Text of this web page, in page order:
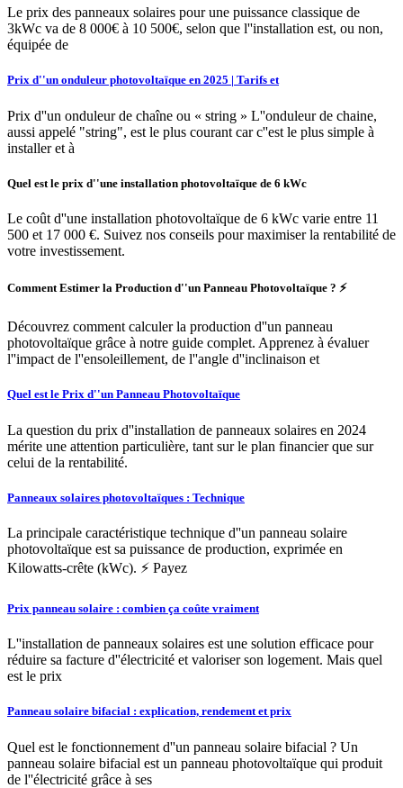
Le prix des panneaux solaires pour une puissance classique de
3kWc va de 8 000€ à 10 500€, selon que l''installation est, ou non,
équipée de
Prix d''un onduleur photovoltaïque en 2025 | Tarifs et
Prix d''un onduleur de chaîne ou « string » L''onduleur de chaine,
aussi appelé "string", est le plus courant car c''est le plus simple à
installer et à
Quel est le prix d''une installation photovoltaïque de 6 kWc
Le coût d''une installation photovoltaïque de 6 kWc varie entre 11
500 et 17 000 €. Suivez nos conseils pour maximiser la rentabilité de
votre investissement.
Comment Estimer la Production d''un Panneau Photovoltaïque ? ⚡
Découvrez comment calculer la production d''un panneau
photovoltaïque grâce à notre guide complet. Apprenez à évaluer
l''impact de l''ensoleillement, de l''angle d''inclinaison et
Quel est le Prix d''un Panneau Photovoltaïque
La question du prix d''installation de panneaux solaires en 2024
mérite une attention particulière, tant sur le plan financier que sur
celui de la rentabilité.
Panneaux solaires photovoltaïques : Technique
La principale caractéristique technique d''un panneau solaire
photovoltaïque est sa puissance de production, exprimée en
Kilowatts-crête (kWc). ⚡ Payez
Prix panneau solaire : combien ça coûte vraiment
L''installation de panneaux solaires est une solution efficace pour
réduire sa facture d''électricité et valoriser son logement. Mais quel
est le prix
Panneau solaire bifacial : explication, rendement et prix
Quel est le fonctionnement d''un panneau solaire bifacial ? Un
panneau solaire bifacial est un panneau photovoltaïque qui produit
de l''électricité grâce à ses